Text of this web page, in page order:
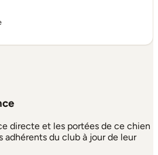
directe et les portées de ce chien
adhérents du club à jour de leur